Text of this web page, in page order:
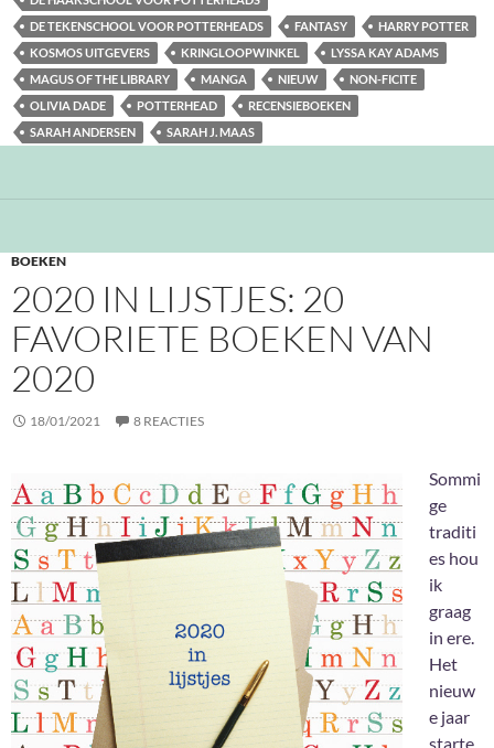
DE TEKENSCHOOL VOOR POTTERHEADS
FANTASY
HARRY POTTER
KOSMOS UITGEVERS
KRINGLOOPWINKEL
LYSSA KAY ADAMS
MAGUS OF THE LIBRARY
MANGA NIEUW
NON-FICITE
OLIVIA DADE
POTTERHEAD
RECENSIEBOEKEN
SARAH ANDERSEN
SARAH J. MAAS
BOEKEN
2020 IN LIJSTJES: 20
FAVORIETE BOEKEN VAN
2020
18/01/2021 8 REACTIES
Sommi
ge
traditi
es hou
ik
graag
in ere.
Het
nieuw
e jaar
starte